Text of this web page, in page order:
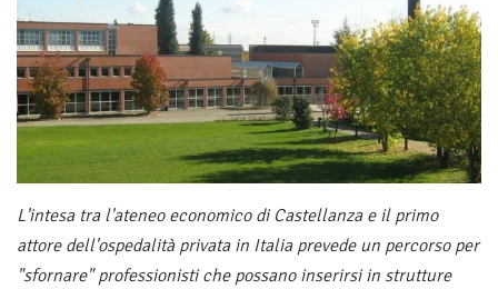
L'intesa tra l'ateneo economico di Castellanza e il primo
attore dell'ospedalità privata in Italia prevede un percorso per
"sfornare" professionisti che possano inserirsi in strutture